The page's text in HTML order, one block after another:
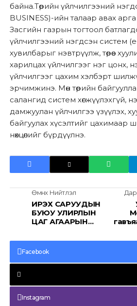
байна.Төрийн үйлчилгээний
BUSINESS)-ийн талаар авах
Засгийн газрын тогтоол
үйлчилгээний нэгдсэн систем
хувилбарыг нэвтрүүлж, төрөөс
харилцах үйлчилгээг нэг цонх,
үйлчилгээг цахим хэлбэрт
эрчимжинэ. Мөн төрийн
салангид систем хөгжүүлэхгүй,
дамжуулан үйлчилгээ үзүүлэх,
байгуулах хүсэлтийг цахимаар
нөхцөлийг бүрдүүлнэ.
Өмнөх Нийтлэл
ИРЭХ САРУУДЫН
БУЮУ УЛИРЛЫН
ЦАГ АГААРЫН
Facebook
Instagram